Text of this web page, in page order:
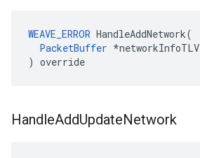
WEAVE_ERROR HandleAddNetwork(
PacketBuffer *networkInfoTLV
) override
HandleAddUpdateNetwork